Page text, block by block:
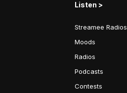
Listen >
Streamee Radios
Moods
Radios
Podcasts
Contests